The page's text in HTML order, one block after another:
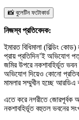
📸 বুলেটিন ফটোকার্ড
নিজস্ব প্রতিবেদক:
ইমারত বিধিমালা (বিল্ডিং
প্রায় প্রতিদিন’ই অভিযোগ
জমির উপরে নকশাবহির্ভূত ভবন
অভিযোগ দিয়েও কোনো
মামলার সম্মুখীন হচ্ছে আরডিএ
এতে করে নগরীতে জোরপূর্বক
নকশাবহির্ভূত বহুতল ভবনের